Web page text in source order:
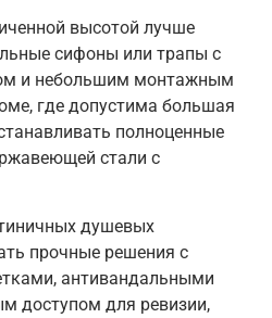
высотой лучше
сифоны или трапы с
и небольшим монтажным
где допустима большая
полноценные
стали с
душевых
прочные решения с
антивандальными
доступом для ревизии,